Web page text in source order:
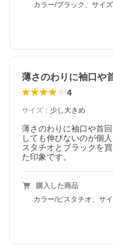
カラー/ブラック、サイ
4
サイズ ： 少し大きめ
薄さのわりに袖口や首
しても伸びないのが個
スタチオとブラックを
た印象です。
購入した商品
カラー/ピスタチオ、サ